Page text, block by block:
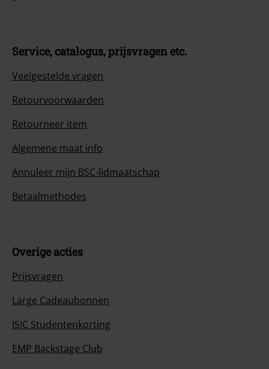
Service, catalogus, prijsvragen etc.
Veelgestelde vragen
Retourvoorwaarden
Retourneer item
Algemene maat info
Annuleer mijn BSC-lidmaatschap
Betaalmethodes
Overige acties
Prijsvragen
Large Cadeaubonnen
ISIC Studentenkorting
EMP Backstage Club